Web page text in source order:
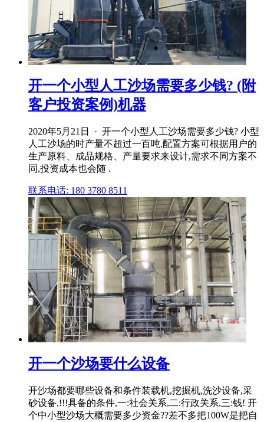
开一个小型人工沙场需要多少钱? (附
客户投资案例)机器
2020年5月21日 · 开一个小型人工沙场需要多少钱? 小型
人工沙场的时产量不超过一百吨,配置方案可根据用户的
生产原料、成品规格、产量要求来设计,需求不同方案不
同,投资成本也会随 .
联系电话: 180 3780 8511
开一个沙场要什么设备
开沙场都要哪些设备和条件装载机,挖掘机,洗沙设备,采
砂设备,!!!具备的条件,一:社会关系,二:行政关系,三:钱! 开
个中小型沙场大概需要多少资金??差不多把100W是把自